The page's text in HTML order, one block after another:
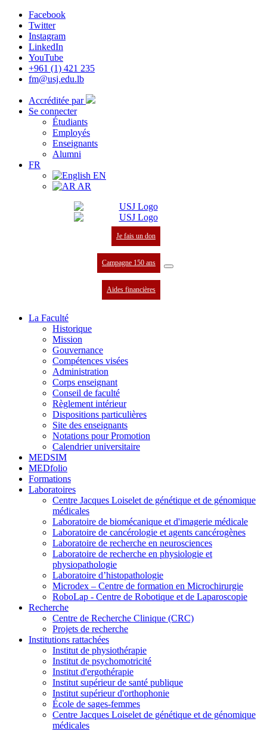
Facebook
Twitter
Instagram
LinkedIn
YouTube
+961 (1) 421 235
fm@usj.edu.lb
Accréditée par
Se connecter
Étudiants
Employés
Enseignants
Alumni
FR
EN
AR
Je fais un don
Campagne 150 ans
Aides financières
La Faculté
Historique
Mission
Gouvernance
Compétences visées
Administration
Corps enseignant
Conseil de faculté
Règlement intérieur
Dispositions particulières
Site des enseignants
Notations pour Promotion
Calendrier universitaire
MEDSIM
MEDfolio
Formations
Laboratoires
Centre Jacques Loiselet de génétique et de génomique
médicales
Laboratoire de biomécanique et d'imagerie médicale
Laboratoire de cancérologie et agents cancérogènes
Laboratoire de recherche en neurosciences
Laboratoire de recherche en physiologie et
physiopathologie
Laboratoire d’histopathologie
Microdex – Centre de formation en Microchirurgie
RoboLap - Centre de Robotique et de Laparoscopie
Recherche
Centre de Recherche Clinique (CRC)
Projets de recherche
Institutions rattachées
Institut de physiothérapie
Institut de psychomotricité
Institut d'ergothérapie
Institut supérieur de santé publique
Institut supérieur d'orthophonie
École de sages-femmes
Centre Jacques Loiselet de génétique et de génomique
médicales